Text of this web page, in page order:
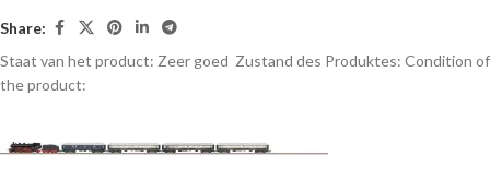
Share:
Staat van het product: Zeer goed Zustand des Produktes: Condition of
the product: